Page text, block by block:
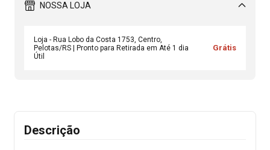
NOSSA LOJA
Loja - Rua Lobo da Costa 1753, Centro,
Pelotas/RS | Pronto para Retirada em Até 1 dia
Útil
Grátis
Descrição